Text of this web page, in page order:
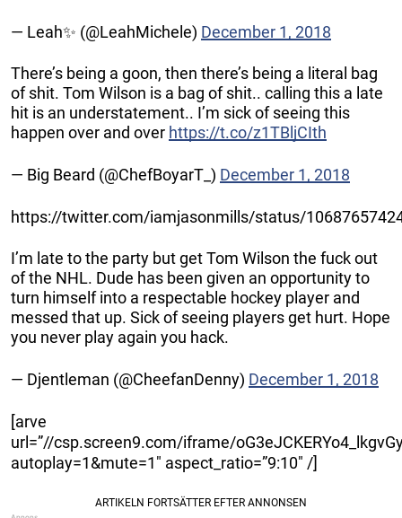
— Leah✨ (@LeahMichele) December 1, 2018
There’s being a goon, then there’s being a literal bag
of shit. Tom Wilson is a bag of shit.. calling this a late
hit is an understatement.. I’m sick of seeing this
happen over and over https://t.co/z1TBljCIth
— Big Beard (@ChefBoyarT_) December 1, 2018
https://twitter.com/iamjasonmills/status/
I’m late to the party but get Tom Wilson the fuck out
of the NHL. Dude has been given an opportunity to
turn himself into a respectable hockey player and
messed that up. Sick of seeing players get hurt. Hope
you never play again you hack.
— Djentleman (@CheefanDenny) December 1, 2018
[arve
url=”//csp.screen9.com/iframe/
autoplay=1&mute=1″ aspect_ratio=”9:10″ /]